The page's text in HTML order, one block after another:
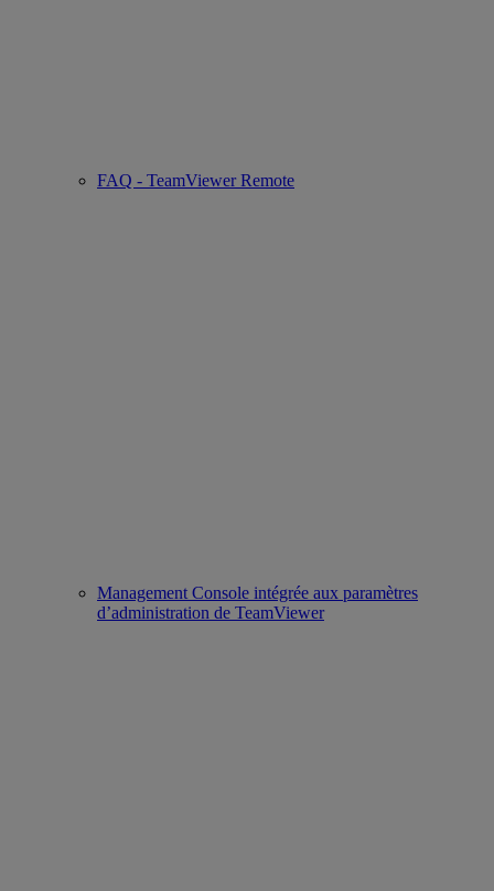
FAQ - TeamViewer Remote
Management Console intégrée aux paramètres
d’administration de TeamViewer